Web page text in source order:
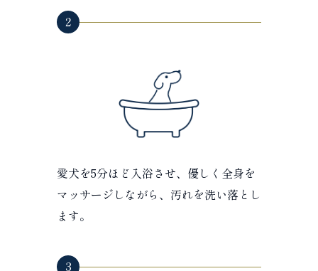
2
愛犬を5分ほど入浴させ、優しく全身を
マッサージしながら、汚れを洗い落とし
ます。
3